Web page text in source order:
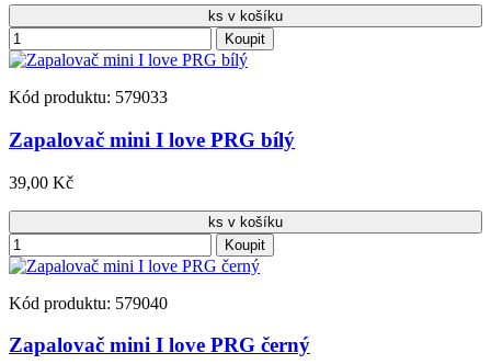
ks v košíku
Koupit
Kód produktu: 579033
Zapalovač mini I love PRG bílý
39,00 Kč
ks v košíku
Koupit
Kód produktu: 579040
Zapalovač mini I love PRG černý